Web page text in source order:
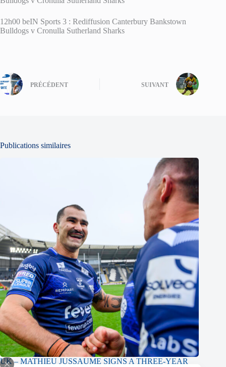
12h00 beIN Sports 3 : Rediffusion Canterbury Bankstown
Bulldogs v Cronulla Sutherland Sharks
PRÉCÉDENT SUIVANT
Publications similaires
UK – MATHIEU JUSSAUME SIGNS A THREE-YEAR